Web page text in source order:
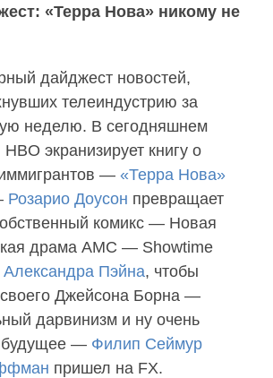
«Терра Нова» никому не
дайджест новостей,
телеиндустрию за
неделю. В сегодняшнем
экранизирует книгу о
— «Терра Нова»
Розарио Доусон превращает
комикс — Новая
драма AMC — Showtime
Александра Пэйна, чтобы
Джейсона Борна —
дарвинизм и ну очень
будущее — Филип Сеймур
пришел на FX.